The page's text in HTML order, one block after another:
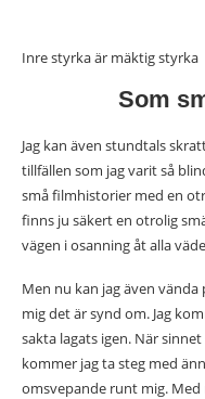
Inre styrka är mäktig styrka
Som
Jag kan även stundtals
tillfällen som jag varit så
små filmhistorier med en
finns ju säkert en otrolig
vägen i osanning åt alla
Men nu kan jag även
mig det är synd om. Jag
sakta lagats igen. När
kommer jag ta steg med
omsvepande runt mig.